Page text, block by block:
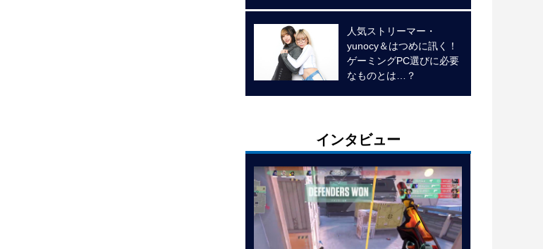
人気ストリーマー・
yunocy＆はつめに訊く！
ゲーミングPC選びに必要
なものとは…？
インタビュー